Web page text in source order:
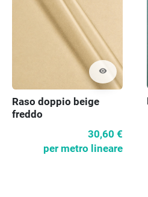
visibility
Raso doppio beige
freddo
30,60 €
per metro lineare